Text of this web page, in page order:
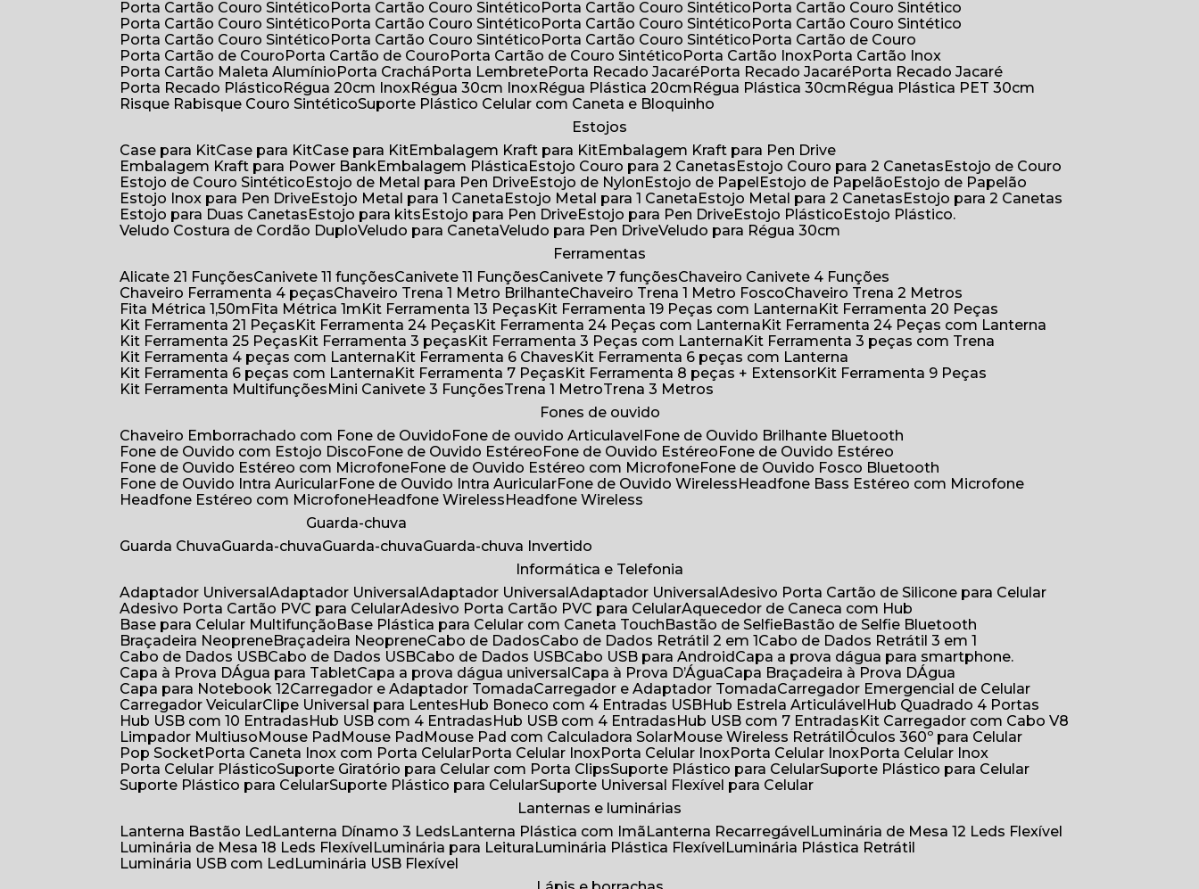
Porta Cartão Couro Sintético
Porta Cartão Couro Sintético Porta Cartão Couro Sintético
Porta Cartão Couro Sintético
Porta Cartão Couro Sintético
Porta Cartão Couro Sintético Porta Cartão Couro Sintético
Porta Cartão Couro Sintético
Porta Cartão Couro Sintético
Porta Cartão Couro Sintético Porta Cartão Couro Sintético
Porta Cartão de Couro
Porta Cartão de Couro
Porta Cartão de Couro Porta Cartão de Couro Sintético Porta Cartão Inox
Porta Cartão Inox
Porta Cartão Maleta Alumínio
Porta Crachá Porta Lembrete Porta Recado Jacaré Porta Recado Jacaré
Porta Recado Jacaré
Porta Recado Plástico
Régua 20cm Inox Régua 30cm Inox Régua Plástica 20cm Régua Plástica 30cm
Régua Plástica PET 30cm
Risque Rabisque Couro Sintético
Suporte Plástico Celular com Caneta e Bloquinho
Estojos
Case para Kit
Case para Kit Case para Kit Embalagem Kraft para Kit
Embalagem Kraft para Pen Drive
Embalagem Kraft para Power Bank
Embalagem Plástica Estojo Couro para 2 Canetas Estojo Couro para 2 Canetas
Estojo de Couro
Estojo de Couro Sintético
Estojo de Metal para Pen Drive Estojo de Nylon Estojo de Papel Estojo de Papelão
Estojo de Papelão
Estojo Inox para Pen Drive
Estojo Metal para 1 Caneta Estojo Metal para 1 Caneta Estojo Metal para 2 Canetas
Estojo para 2 Canetas
Estojo para Duas Canetas
Estojo para kits Estojo para Pen Drive Estojo para Pen Drive Estojo Plástico
Estojo Plástico.
Veludo Costura de Cordão Duplo Veludo para Caneta Veludo para Pen Drive Veludo para Régua 30cm
Ferramentas
Alicate 21 Funções
Canivete 11 funções Canivete 11 Funções Canivete 7 funções
Chaveiro Canivete 4 Funções
Chaveiro Ferramenta 4 peças
Chaveiro Trena 1 Metro Brilhante Chaveiro Trena 1 Metro Fosco
Chaveiro Trena 2 Metros
Fita Métrica 1,50m
Fita Métrica 1m Kit Ferramenta 13 Peças Kit Ferramenta 19 Peças com Lanterna
Kit Ferramenta 20 Peças
Kit Ferramenta 21 Peças
Kit Ferramenta 24 Peças Kit Ferramenta 24 Peças com Lanterna
Kit Ferramenta 24 Peças com Lanterna
Kit Ferramenta 25 Peças
Kit Ferramenta 3 peças Kit Ferramenta 3 Peças com Lanterna
Kit Ferramenta 3 peças com Trena
Kit Ferramenta 4 peças com Lanterna
Kit Ferramenta 6 Chaves
Kit Ferramenta 6 peças com Lanterna
Kit Ferramenta 6 peças com Lanterna
Kit Ferramenta 7 Peças Kit Ferramenta 8 peças + Extensor
Kit Ferramenta 9 Peças
Kit Ferramenta Multifunções
Mini Canivete 3 Funções Trena 1 Metro
Trena 3 Metros
Fones de ouvido
Chaveiro Emborrachado com Fone de Ouvido
Fone de ouvido Articulavel
Fone de Ouvido Brilhante Bluetooth
Fone de Ouvido com Estojo Disco
Fone de Ouvido Estéreo Fone de Ouvido Estéreo
Fone de Ouvido Estéreo
Fone de Ouvido Estéreo com Microfone Fone de Ouvido Estéreo com Microfone Fone de Ouvido Fosco Bluetooth
Fone de Ouvido Intra Auricular Fone de Ouvido Intra Auricular Fone de Ouvido Wireless
Headfone Bass Estéreo com Microfone
Headfone Estéreo com Microfone
Headfone Wireless
Headfone Wireless
Guarda-chuva
Guarda Chuva
Guarda-chuva Guarda-chuva
Guarda-chuva Invertido
Informática e Telefonia
Adaptador Universal
Adaptador Universal Adaptador Universal Adaptador Universal
Adesivo Porta Cartão de Silicone para Celular
Adesivo Porta Cartão PVC para Celular
Adesivo Porta Cartão PVC para Celular
Aquecedor de Caneca com Hub
Base para Celular Multifunção
Base Plástica para Celular com Caneta Touch Bastão de Selfie
Bastão de Selfie Bluetooth
Braçadeira Neoprene
Braçadeira Neoprene Cabo de Dados Cabo de Dados Retrátil 2 em 1
Cabo de Dados Retrátil 3 em 1
Cabo de Dados USB
Cabo de Dados USB Cabo de Dados USB Cabo USB para Android
Capa a prova dágua para smartphone.
Capa à Prova DÁgua para Tablet
Capa a prova dágua universal Capa à Prova D’Água
Capa Braçadeira à Prova DÁgua
Capa para Notebook 12
Carregador e Adaptador Tomada Carregador e Adaptador Tomada
Carregador Emergencial de Celular
Carregador Veicular
Clipe Universal para Lentes Hub Boneco com 4 Entradas USB Hub Estrela Articulável
Hub Quadrado 4 Portas
Hub USB com 10 Entradas
Hub USB com 4 Entradas Hub USB com 4 Entradas Hub USB com 7 Entradas
Kit Carregador com Cabo V8
Limpador Multiuso
Mouse Pad Mouse Pad Mouse Pad com Calculadora Solar Mouse Wireless Retrátil
Óculos 360º para Celular
Pop Socket
Porta Caneta Inox com Porta Celular Porta Celular Inox Porta Celular Inox Porta Celular Inox
Porta Celular Inox
Porta Celular Plástico
Suporte Giratório para Celular com Porta Clips Suporte Plástico para Celular Suporte Plástico para Celular
Suporte Plástico para Celular Suporte Plástico para Celular Suporte Universal Flexível para Celular
Lanternas e luminárias
Lanterna Bastão Led
Lanterna Dínamo 3 Leds Lanterna Plástica com Imã Lanterna Recarregável
Luminária de Mesa 12 Leds Flexível
Luminária de Mesa 18 Leds Flexível
Luminária para Leitura Luminária Plástica Flexível
Luminária Plástica Retrátil
Luminária USB com Led
Luminária USB Flexível